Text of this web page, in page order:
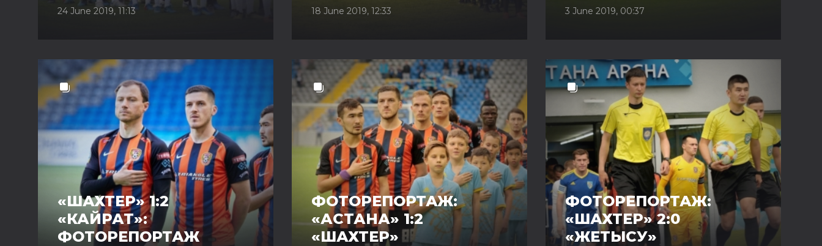
24 June 2019, 11:13 18 June 2019, 12:33 3 June 2019, 00:37
«ШАХТЕР» 1:2
«КАЙРАТ»:
ФОТОРЕПОРТАЖ
ФОТОРЕПОРТАЖ:
«АСТАНА» 1:2
«ШАХТЕР»
ФОТОРЕПОРТАЖ:
«ШАХТЕР» 2:0
«ЖЕТЫСУ»